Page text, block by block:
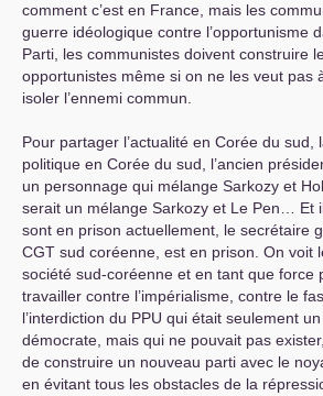
comment c’est en France, mais les
guerre idéologique contre l’opportunisme
Parti, les communistes doivent construire
opportunistes même si on ne les veut pas
isoler l’ennemi commun.
Pour partager l’actualité en Corée du sud,
politique en Corée du sud, l’ancien
un personnage qui mélange Sarkozy et
serait un mélange Sarkozy et Le Pen… Et
sont en prison actuellement, le secrétaire
CGT sud coréenne, est en prison. On voit
société sud-coréenne et en tant que force
travailler contre l’impérialisme, contre le
l’interdiction du PPU qui était seulement
démocrate, mais qui ne pouvait pas
de construire un nouveau parti avec le
en évitant tous les obstacles de la